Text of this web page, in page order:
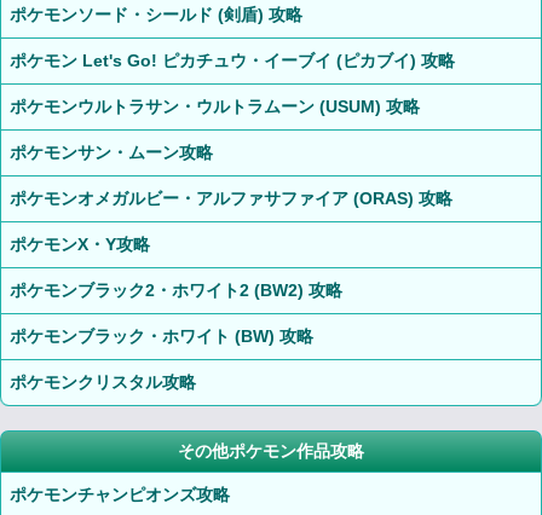
ポケモンソード・シールド (剣盾) 攻略
ポケモン Let's Go! ピカチュウ・イーブイ (ピカブイ) 攻略
ポケモンウルトラサン・ウルトラムーン (USUM) 攻略
ポケモンサン・ムーン攻略
ポケモンオメガルビー・アルファサファイア (ORAS) 攻略
ポケモンX・Y攻略
ポケモンブラック2・ホワイト2 (BW2) 攻略
ポケモンブラック・ホワイト (BW) 攻略
ポケモンクリスタル攻略
その他ポケモン作品攻略
ポケモンチャンピオンズ攻略